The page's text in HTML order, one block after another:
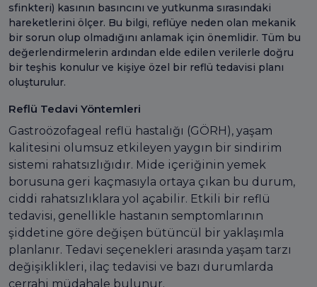
sfinkteri) kasının basıncını ve yutkunma sırasındaki
hareketlerini ölçer. Bu bilgi, reflüye neden olan mekanik
bir sorun olup olmadığını anlamak için önemlidir. Tüm bu
değerlendirmelerin ardından elde edilen verilerle doğru
bir teşhis konulur ve kişiye özel bir reflü tedavisi planı
oluşturulur.
Reflü Tedavi Yöntemleri
Gastroözofageal reflü hastalığı (GÖRH), yaşam
kalitesini olumsuz etkileyen yaygın bir sindirim
sistemi rahatsızlığıdır. Mide içeriğinin yemek
borusuna geri kaçmasıyla ortaya çıkan bu durum,
ciddi rahatsızlıklara yol açabilir. Etkili bir reflü
tedavisi, genellikle hastanın semptomlarının
şiddetine göre değişen bütüncül bir yaklaşımla
planlanır. Tedavi seçenekleri arasında yaşam tarzı
değişiklikleri, ilaç tedavisi ve bazı durumlarda
cerrahi müdahale bulunur.